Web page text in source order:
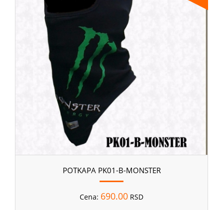
POTKAPA PK01-B-MONSTER
Cena: 690.00 RSD